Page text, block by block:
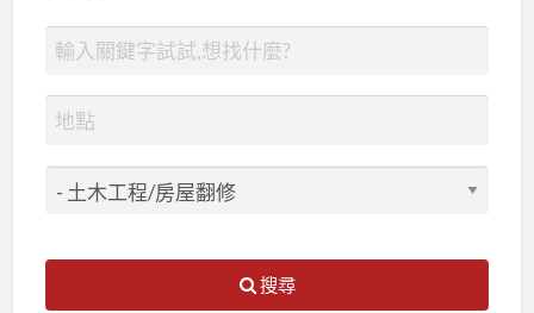
搜尋